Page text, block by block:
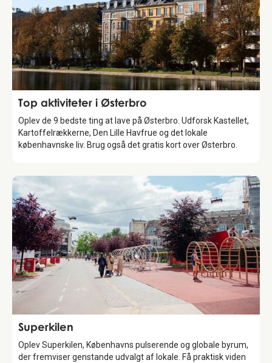
Guide
Top aktiviteter i Østerbro
Oplev de 9 bedste ting at lave på Østerbro. Udforsk Kastellet,
Kartoffelrækkerne, Den Lille Havfrue og det lokale
københavnske liv. Brug også det gratis kort over Østerbro.
Attraction
Superkilen
Oplev Superkilen, Københavns pulserende og globale byrum,
der fremviser genstande udvalgt af lokale. Få praktisk viden